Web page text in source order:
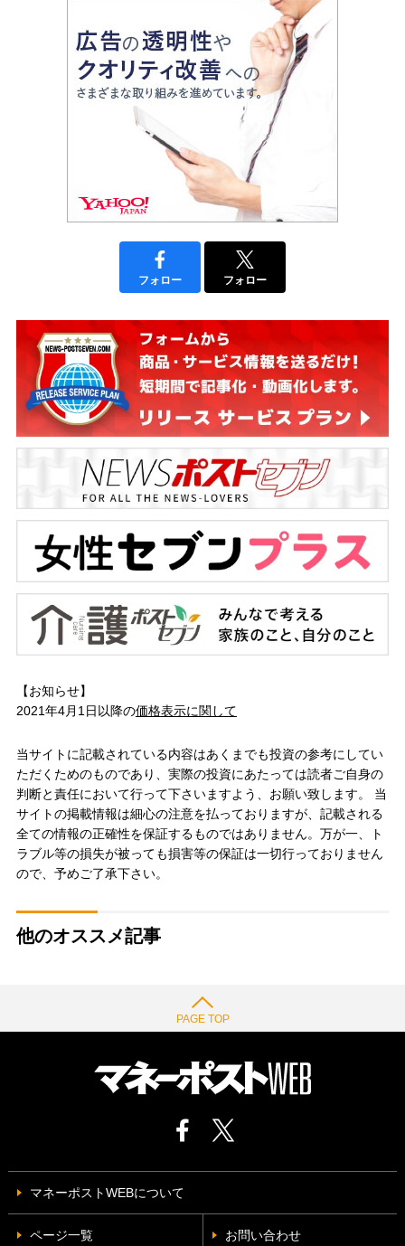
フォロー フォロー
【お知らせ】
2021年4月1日以降の価格表示に関して
当サイトに記載されている内容はあくまでも投資の参考にしてい
ただくためのものであり、実際の投資にあたっては読者ご自身の
判断と責任において行って下さいますよう、お願い致します。 当
サイトの掲載情報は細心の注意を払っておりますが、記載される
全ての情報の正確性を保証するものではありません。万が一、ト
ラブル等の損失が被っても損害等の保証は一切行っておりません
ので、予めご了承下さい。
他のオススメ記事
PAGE TOP
マネーポストWEBについて
ページ一覧 お問い合わせ